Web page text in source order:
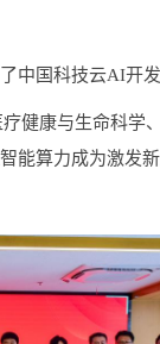
了中国科技云AI开
健康与生命科
算力成为激发